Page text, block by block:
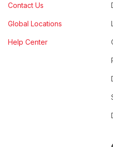
Contact Us
Global Locations
Help Center